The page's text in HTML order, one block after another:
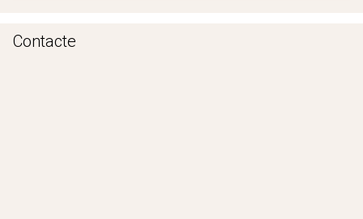
Contacte